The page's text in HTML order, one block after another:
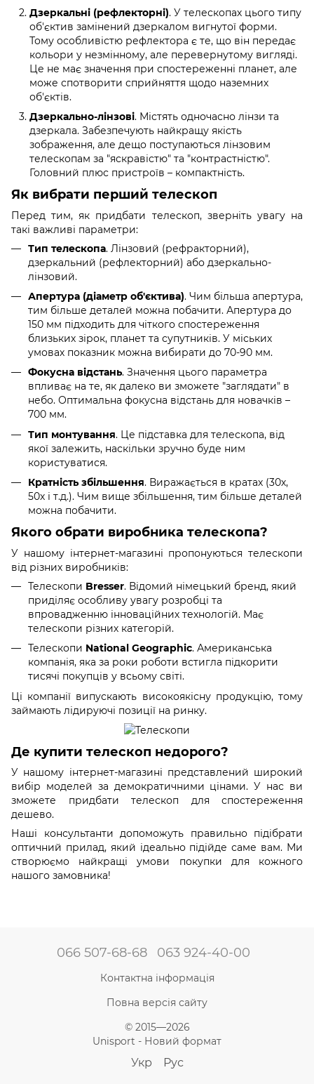
Дзеркальні (рефлекторні). У телескопах цього типу
об'єктив замінений дзеркалом вигнутої форми.
Тому особливістю рефлектора є те, що він передає
кольори у незмінному, але перевернутому вигляді.
Це не має значення при спостереженні планет, але
може спотворити сприйняття щодо наземних
об'єктів.
Дзеркально-лінзові. Містять одночасно лінзи та
дзеркала. Забезпечують найкращу якість
зображення, але дещо поступаються лінзовим
телескопам за "яскравістю" та "контрастністю".
Головний плюс пристроїв – компактність.
Як вибрати перший телескоп
Перед тим, як придбати телескоп, зверніть увагу на
такі важливі параметри:
Тип телескопа. Лінзовий (рефракторний),
дзеркальний (рефлекторний) або дзеркально-
лінзовий.
Апертура (діаметр об'єктива). Чим більша апертура,
тим більше деталей можна побачити. Апертура до
150 мм підходить для чіткого спостереження
близьких зірок, планет та супутників. У міських
умовах показник можна вибирати до 70-90 мм.
Фокусна відстань. Значення цього параметра
впливає на те, як далеко ви зможете "заглядати" в
небо. Оптимальна фокусна відстань для новачків –
700 мм.
Тип монтування. Це підставка для телескопа, від
якої залежить, наскільки зручно буде ним
користуватися.
Кратність збільшення. Виражається в кратах (30х,
50х і т.д.). Чим вище збільшення, тим більше деталей
можна побачити.
Якого обрати виробника телескопа?
У нашому інтернет-магазині пропонуються телескопи
від різних виробників:
Телескопи Bresser. Відомий німецький бренд, який
приділяє особливу увагу розробці та
впровадженню інноваційних технологій. Має
телескопи різних категорій.
Телескопи National Geographic. Американська
компанія, яка за роки роботи встигла підкорити
тисячі покупців у всьому світі.
Ці компанії випускають високоякісну продукцію, тому
займають лідируючі позиції на ринку.
Де купити телескоп недорого?
У нашому інтернет-магазині представлений широкий
вибір моделей за демократичними цінами. У нас ви
зможете придбати телескоп для спостереження
дешево.
Наші консультанти допоможуть правильно підібрати
оптичний прилад, який ідеально підійде саме вам. Ми
створюємо найкращі умови покупки для кожного
нашого замовника!
066 507-68-68 063 924-40-00
Контактна інформація
Повна версія сайту
© 2015—2026
Unisport - Новий формат
Укр Рус